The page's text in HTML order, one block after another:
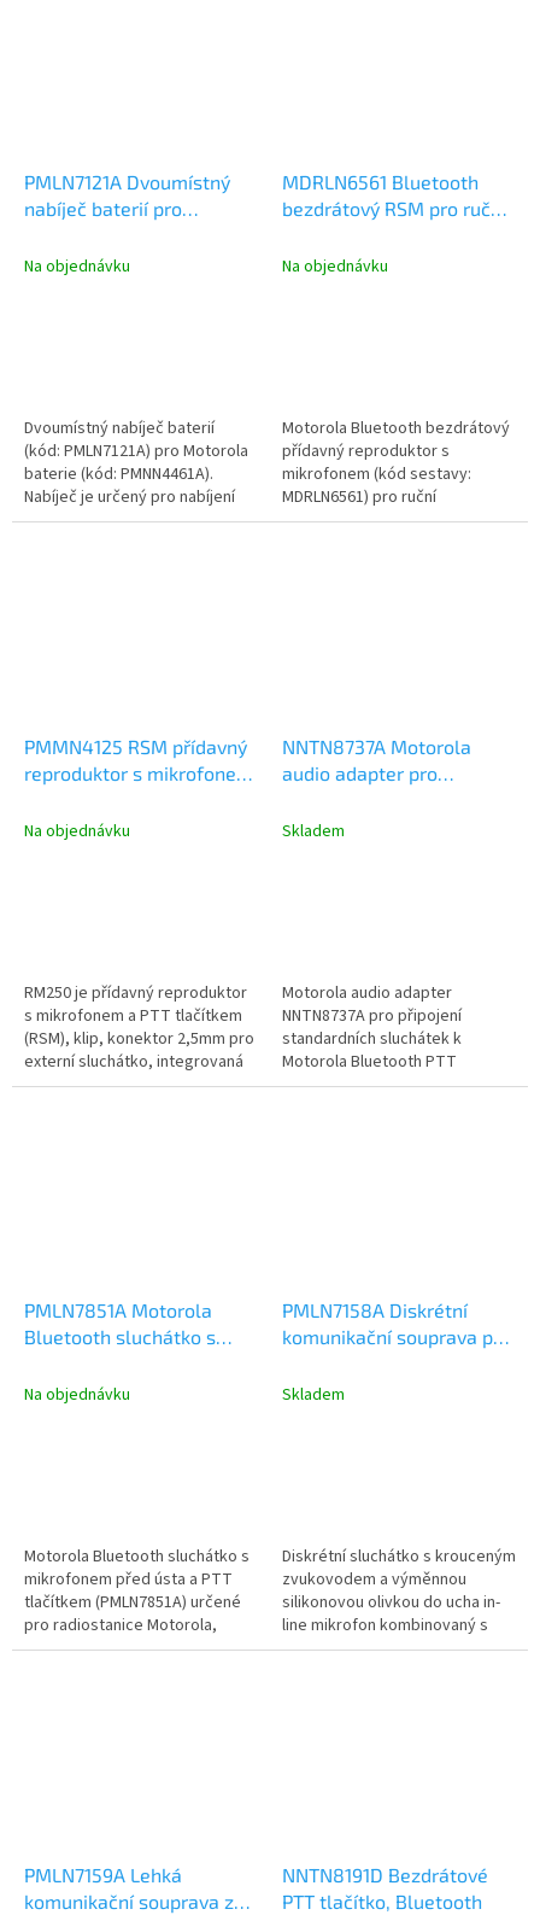
PMLN7121A Dvoumístný
nabíječ baterií pro
Bluetooth RSM
Na objednávku
Dvoumístný nabíječ baterií
(kód: PMLN7121A) pro Motorola
baterie (kód: PMNN4461A).
Nabíječ je určený pro nabíjení
baterie k Bluetooth...
MDRLN6561 Bluetooth
bezdrátový RSM pro ruční
s Bluetooth, bez nabíječe
Na objednávku
Motorola Bluetooth bezdrátový
přídavný reproduktor s
mikrofonem (kód sestavy:
MDRLN6561) pro ruční
radiostanice Motorola DP s
PMMN4125 RSM přídavný
reproduktor s mikrofonem,
sluchátko
Na objednávku
RM250 je přídavný reproduktor
s mikrofonem a PTT tlačítkem
(RSM), klip, konektor 2,5mm pro
externí sluchátko, integrovaná
baterie Li-ion 1130mAh,...
NNTN8737A Motorola
audio adapter pro
Skladem
Motorola audio adapter
NNTN8737A pro připojení
standardních sluchátek k
Motorola Bluetooth PTT
(NNTN8191C)
PMLN7851A Motorola
Bluetooth sluchátko s
radiostanice, PTT tlačítko
Na objednávku
Motorola Bluetooth sluchátko s
mikrofonem před ústa a PTT
tlačítkem (PMLN7851A) určené
pro radiostanice Motorola,
případně mobilní telefony....
PMLN7158A Diskrétní
komunikační souprava pro
Skladem
Diskrétní sluchátko s krouceným
zvukovodem a výměnnou
silikonovou olivkou do ucha in-
line mikrofon kombinovaný s
vysílacím PTT tlačítkem model...
PMLN7159A Lehká
komunikační souprava za
NNTN8191D Bezdrátové
PTT tlačítko, Bluetooth